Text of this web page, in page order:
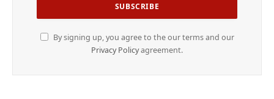
By signing up, you agree to the our terms and our
Privacy Policyagreement.